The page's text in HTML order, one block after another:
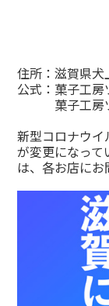
住所：滋賀県
公式： 菓子工
菓子工房
新型コロナウ
が変更になって
は、各お店にお